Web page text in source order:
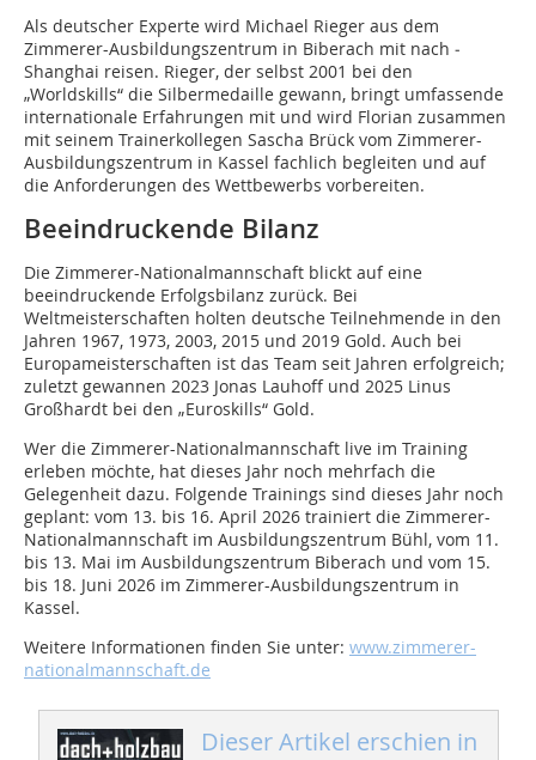
Als deutscher Experte wird Michael Rieger aus dem
Zimmerer-Ausbildungszentrum in Biberach mit nach ­
Shanghai reisen. Rieger, der selbst 2001 bei den
„Worldskills“ die Silbermedaille gewann, bringt umfassende
internationale Erfahrungen mit und wird Florian zusammen
mit seinem Trainerkollegen Sascha Brück vom Zimmerer-
Ausbildungszentrum in Kassel fachlich begleiten und auf
die Anforderungen des Wettbewerbs vorbereiten.
Beeindruckende Bilanz
Die Zimmerer-Nationalmannschaft blickt auf eine
beeindruckende Erfolgsbilanz zurück. Bei
Weltmeisterschaften holten deutsche Teilnehmende in den
Jahren 1967, 1973, 2003, 2015 und 2019 Gold. Auch bei
Europameisterschaften ist das Team seit Jahren erfolgreich;
zuletzt gewannen 2023 Jonas Lauhoff und 2025 Linus
Großhardt bei den „Euroskills“ Gold.
Wer die Zimmerer-Nationalmannschaft live im Training
erleben möchte, hat dieses Jahr noch mehrfach die
Gelegenheit dazu. Folgende Trainings sind dieses Jahr noch
geplant: vom 13. bis 16. April 2026 trainiert die Zimmerer-
Nationalmannschaft im Ausbildungszentrum Bühl, vom 11.
bis 13. Mai im Ausbildungszentrum Biberach und vom 15.
bis 18. Juni 2026 im Zimmerer-Ausbildungszentrum in
Kassel.
Weitere Informationen finden Sie unter: www.zimmerer-
nationalmannschaft.de
Dieser Artikel erschien in